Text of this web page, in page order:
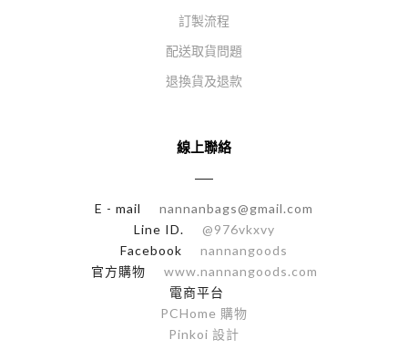
訂製流程
配送取貨問題
退換貨及退款
線上聯絡
E - mail
nannanbags@gmail.com
Line ID.
@976vkxvy
Facebook
nannangoods
官方購物
www.nannangoods.com
電商平台
PCHome 購物
Pinkoi 設計